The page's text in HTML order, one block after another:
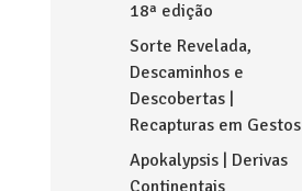
18ª edição
Sorte Revelada,
Descaminhos e
Descobertas |
Recapturas em Gestos
Apokalypsis | Derivas
Continentais